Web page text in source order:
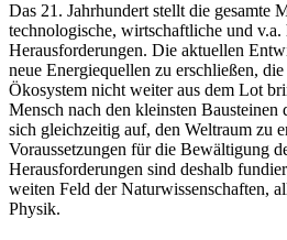
Das 21. Jahrhundert stellt die gesamte
technologische, wirtschaftliche und v.a.
Herausforderungen. Die aktuellen
neue Energiequellen zu erschließen,
Ökosystem nicht weiter aus dem Lot
Mensch nach den kleinsten Bausteinen
sich gleichzeitig auf, den Weltraum zu
Voraussetzungen für die Bewältigung
Herausforderungen sind deshalb
weiten Feld der Naturwissenschaften,
Physik.